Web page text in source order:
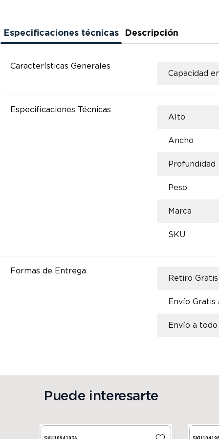
Especificaciones técnicas Descripción
Características Generales
Capacidad
Especificaciones Técnicas
Alto
Ancho
Profundidad
Peso
Marca
SKU
Formas de Entrega
Retiro
Envío Gratis
Envío a
Puede interesarte